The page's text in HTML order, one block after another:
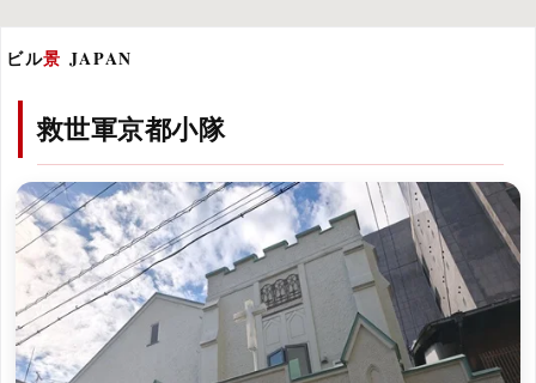
ビル景 JAPAN
救世軍京都小隊